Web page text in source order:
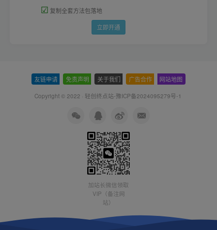
☑ 复制全套方法包落地
立即开通
友链申请 免责声明 关于我们 广告合作 网站地图
Copyright © 2022 · 轻创终点站-豫ICP备2024095279号-1
加站长微信领取
VIP（备注网
站）